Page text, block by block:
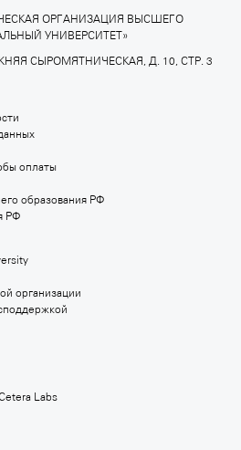
МАРШ
ART
ОРГАНИЗАЦИЯ ВЫСШЕГО
УНИВЕРСИТЕТ»
СЫРОМЯТНИЧЕСКАЯ, Д. 10, СТР. 3
оплаты
образования РФ
РФ
организации
Labs